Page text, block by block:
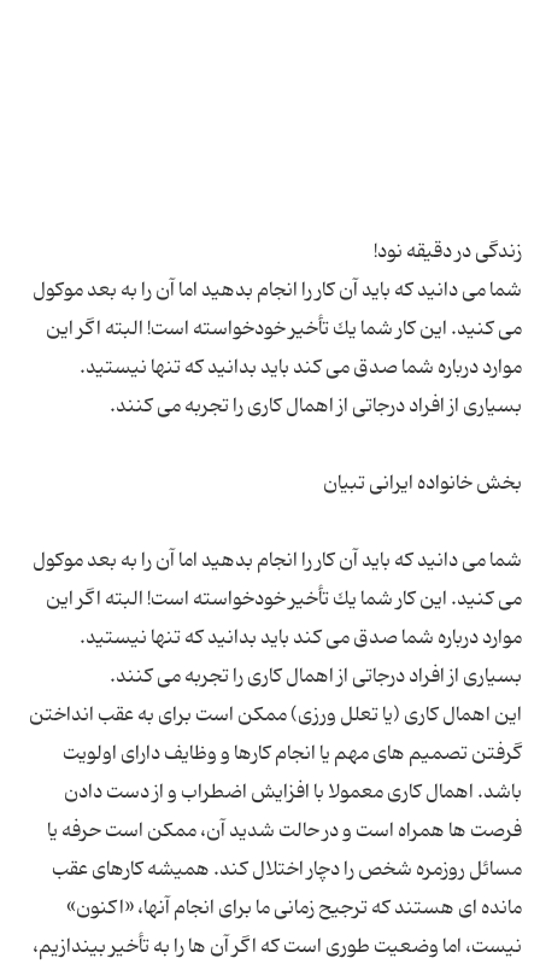
شما می دانید كه باید آن كار را انجام بدهید اما آن را به بعد موكول
می كنید. این كار شما یك تأخیر خودخواسته است! البته اگر این
موارد درباره شما صدق می كند باید بدانید كه تنها نیستید.
شما می دانید كه باید آن كار را انجام بدهید اما آن را به بعد موكول
می كنید. این كار شما یك تأخیر خودخواسته است! البته اگر این
موارد درباره شما صدق می كند باید بدانید كه تنها نیستید.
این اهمال كاری (یا تعلل ورزی) ممكن است برای به عقب انداختن
گرفتن تصمیم های مهم یا انجام كارها و وظایف دارای اولویت
باشد. اهمال كاری معمولا با افزایش اضطراب و از دست دادن
فرصت ها همراه است و در حالت شدید آن، ممكن است حرفه یا
مسائل روزمره شخص را دچار اختلال كند. همیشه كارهای عقب
مانده ای هستند كه ترجیح زمانی ما برای انجام آنها، «اكنون»
نیست، اما وضعیت طوری است كه اگر آن ها را به تأخیر بیندازیم،